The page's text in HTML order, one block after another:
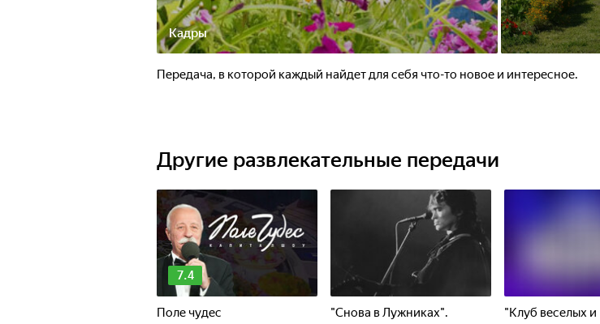
Кадры
Передача, в которой каждый найдет для себя что-то новое и интересное.
Другие развлекательные передачи
7.4
Поле чудес
"Снова в Лужниках".
"Клуб веселых и